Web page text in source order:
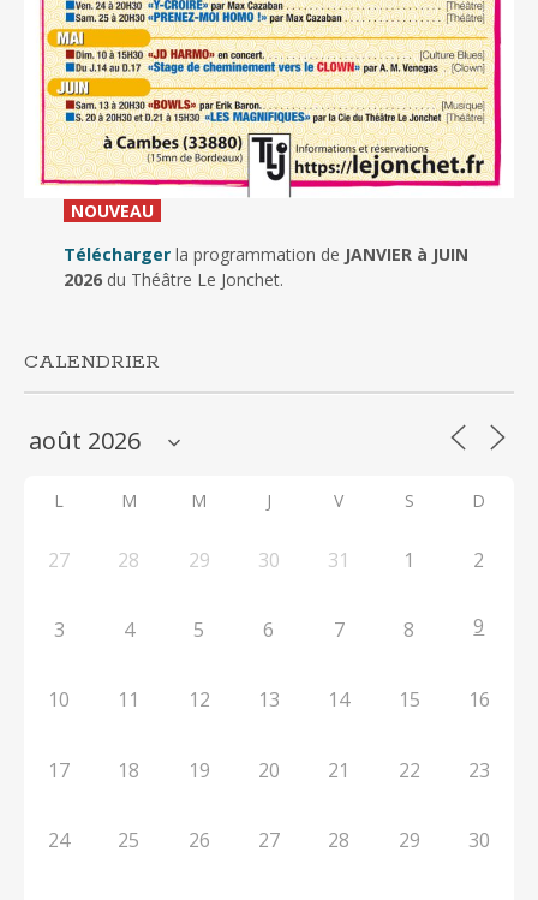
NOUVEAU_
Télécharger la programmation de JANVIER à JUIN
2026du Théâtre Le Jonchet.
CALENDRIER
L M M J V S D
27 28 29 30 31 1 2
3 4 5 6 7 8 9
10 11 12 13 14 15 16
17 18 19 20 21 22 23
24 25 26 27 28 29 30